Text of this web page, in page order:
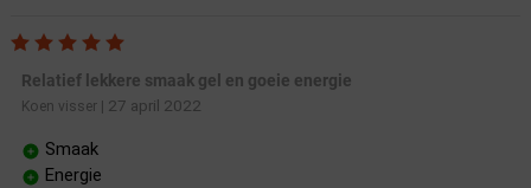
Relatief lekkere smaak gel en goeie energie
Koen visser| 27 april 2022
Smaak
Energie